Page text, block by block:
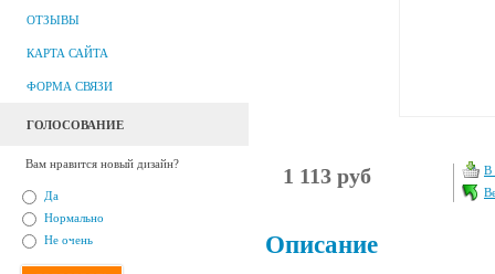
ОТЗЫВЫ
КАРТА САЙТА
ФОРМА СВЯЗИ
ГОЛОСОВАНИЕ
Вам нравится новый дизайн?
Да
Нормально
Не очень
1 113 руб
В
Описание